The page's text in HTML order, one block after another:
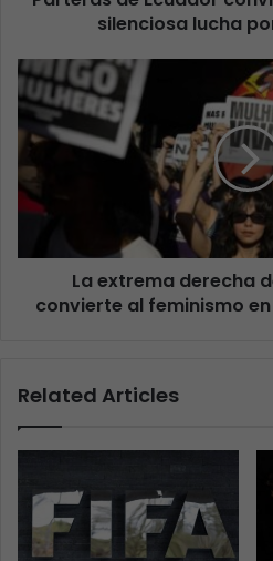
silenciosa lucha
La extrema derecha
convierte al feminismo
Related Articles